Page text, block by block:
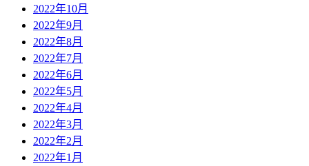
2022年10月
2022年9月
2022年8月
2022年7月
2022年6月
2022年5月
2022年4月
2022年3月
2022年2月
2022年1月